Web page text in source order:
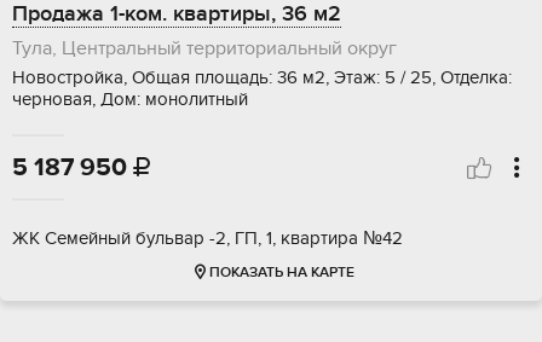
Продажа 1-ком. квартиры, 36 м2
Тула, Центральный территориальный округ
Новостройка, Общая площадь: 36 м2, Этаж: 5 / 25, Отделка:
черновая, Дом: монолитный
5 187 950 
ЖК Семейный бульвар -2, ГП, 1, квартира №42
ПОКАЗАТЬ НА КАРТЕ